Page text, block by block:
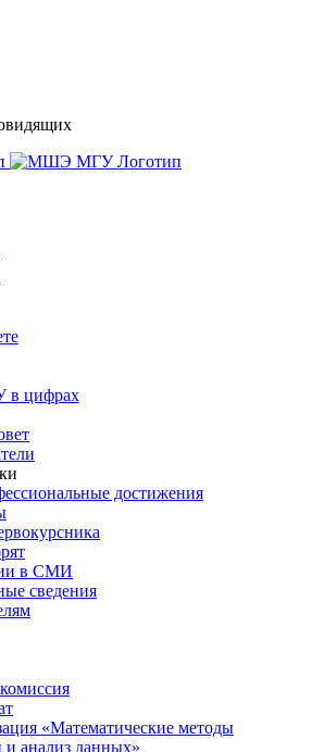
цифрах
достижения
в СМИ
сведения
«Математические методы
и анализ данных»